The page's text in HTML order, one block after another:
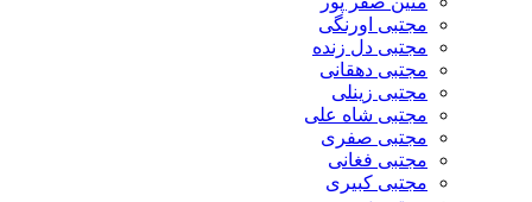
مجتبی اورنگی
مجتبی دل زنده
مجتبی دهقانی
مجتبی زینلی
مجتبی شاه علی
مجتبی صفری
مجتبی فغانی
مجتبی کبیری